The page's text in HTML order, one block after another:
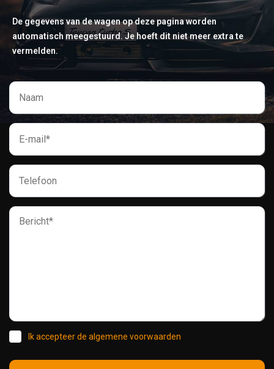
De gegevens van de wagen op deze pagina worden
automatisch meegestuurd. Je hoeft dit niet meer extra te
vermelden.
Ik accepteer de algemene voorwaarden